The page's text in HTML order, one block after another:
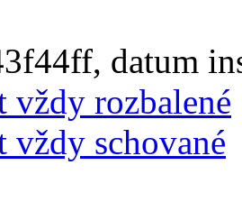
datum
vždy rozbalené
vždy schované